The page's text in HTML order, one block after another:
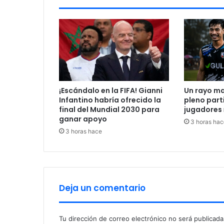
t
e
E
U
n
l
C
l
á
s
i
o
M
n
a
¡Escándalo en la FIFA! Gianni
Infantino habría ofrecido la
final del Mundial 2030 para
ganar apoyo
3 horas hace
Un rayo
pleno
jugadores
3 horas
Deja un comentario
Tu dirección de correo electrónico no será